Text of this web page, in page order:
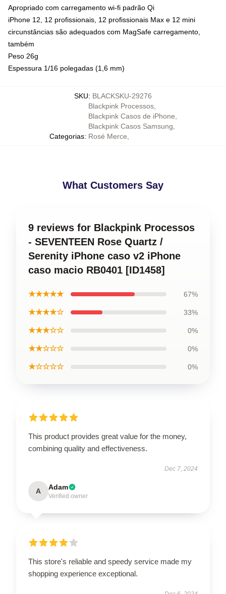
Apropriado com carregamento wi-fi padrão Qi
iPhone 12, 12 profissionais, 12 profissionais Max e 12 mini
circunstâncias são adequados com MagSafe carregamento,
também
Peso 26g
Espessura 1/16 polegadas (1,6 mm)
SKU: BLACKSKU-29276
Categorias:
Blackpink Processos,
Blackpink Casos de iPhone
Blackpink Casos Samsung
Rosé Merce
What Customers Say
9 reviews for Blackpink Processos
- SEVENTEEN Rose Quartz /
Serenity iPhone caso v2 iPhone
caso macio RB0401 [ID1458]
★★★★★ 67%
★★★★☆ 33%
★★★☆☆ 0%
★★☆☆☆ 0%
★☆☆☆☆ 0%
This product provides great value for the money,
combining quality and effectiveness.
Dec 7, 2024
A Adam
Verified owner
This store's reliable and speedy service made my
shopping experience exceptional.